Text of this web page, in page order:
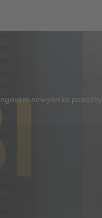
newyorské pobočky